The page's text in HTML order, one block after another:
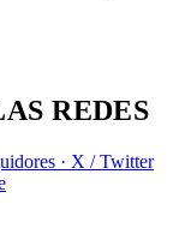
REDES
· X / Twitter